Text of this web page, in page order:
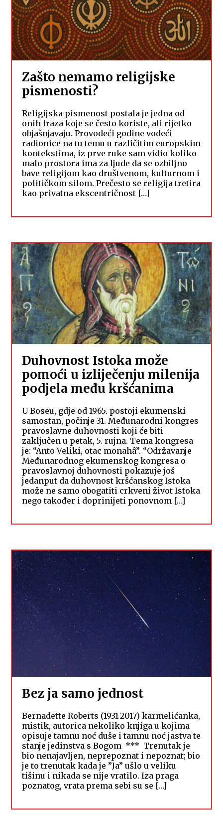
Zašto nemamo religijske
pismenosti?
Religijska pismenost postala je jedna od
onih fraza koje se često koriste, ali rijetko
objašnjavaju. Provodeći godine vodeći
radionice na tu temu u različitim europskim
kontekstima, iz prve ruke sam vidio koliko
malo prostora ima za ljude da se ozbiljno
bave religijom kao društvenom, kulturnom i
političkom silom. Prečesto se religija tretira
kao privatna ekscentričnost […]
Duhovnost Istoka može
pomoći u izliječenju milenija
podjela među kršćanima
U Boseu, gdje od 1965. postoji ekumenski
samostan, počinje 31. Međunarodni kongres
pravoslavne duhovnosti koji će biti
zaključen u petak, 5. rujna. Tema kongresa
je: “Anto Veliki, otac monahâ”. “Održavanje
Međunarodnog ekumenskog kongresa o
pravoslavnoj duhovnosti pokazuje još
jedanput da duhovnost kršćanskog Istoka
može ne samo obogatiti crkveni život Istoka
nego također i doprinijeti ponovnom […]
Bez ja samo jednost
Bernadette Roberts (1931-2017) karmelićanka,
mistik, autorica nekoliko knjiga u kojima
opisuje tamnu noć duše i tamnu noć jastva te
stanje jedinstva s Bogom *** Trenutak je
bio nenajavljen, neprepoznat i nepoznat; bio
je to trenutak kada je ”Ja” ušlo u veliku
tišinu i nikada se nije vratilo. Iza praga
poznatog, vrata prema sebi su se […]